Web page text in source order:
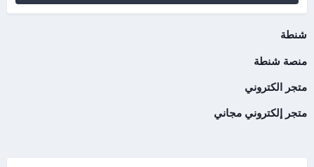
شنطة
منصة شنطة
متجر الكتروني
متجر إلكتروني مجاني